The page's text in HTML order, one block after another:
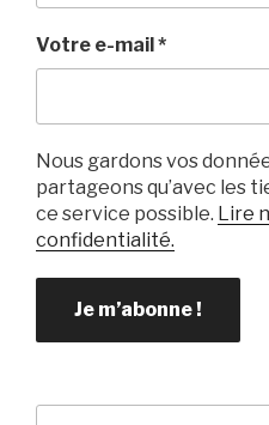
Votre e-mail *
Nous gardons vos
partageons qu’avec les
ce service possible. Lire
confidentialité.